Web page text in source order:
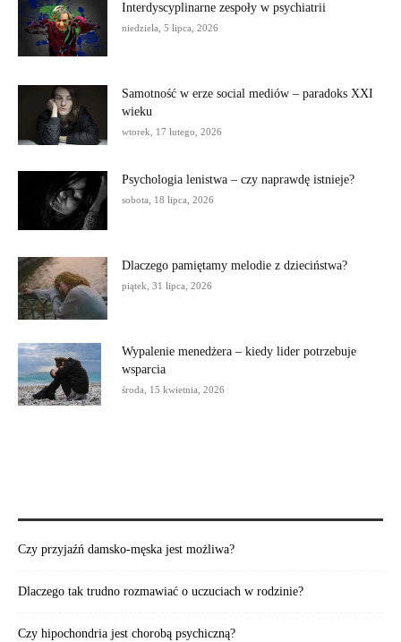
Interdyscyplinarne zespoły w psychiatrii
niedziela, 5 lipca, 2026
Samotność w erze social mediów – paradoks XXI
wieku
wtorek, 17 lutego, 2026
Psychologia lenistwa – czy naprawdę istnieje?
sobota, 18 lipca, 2026
Dlaczego pamiętamy melodie z dzieciństwa?
piątek, 31 lipca, 2026
Wypalenie menedżera – kiedy lider potrzebuje
wsparcia
środa, 15 kwietnia, 2026
Czy przyjaźń damsko-męska jest możliwa?
Dlaczego tak trudno rozmawiać o uczuciach w rodzinie?
Czy hipochondria jest chorobą psychiczną?